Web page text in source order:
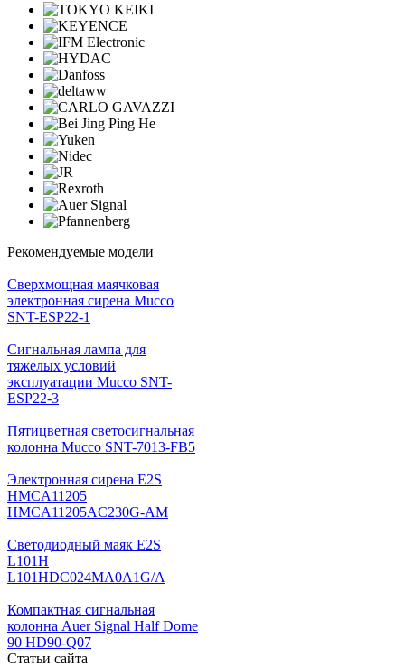
Рекомендуемые модели
Cверхмощная маячковая
электронная сирена Mucco
SNT-ESP22-1
Сигнальная лампа для
тяжелых условий
эксплуатации Mucco SNT-
ESP22-3
Пятицветная светосигнальная
колонна Mucco SNT-7013-FB5
Электронная сирена E2S
HMCA11205
HMCA11205AC230G-AM
Светодиодный маяк E2S
L101H
L101HDC024MA0A1G/A
Компактная сигнальная
колонна Auer Signal Half Dome
90 HD90-Q07
Статьи сайта